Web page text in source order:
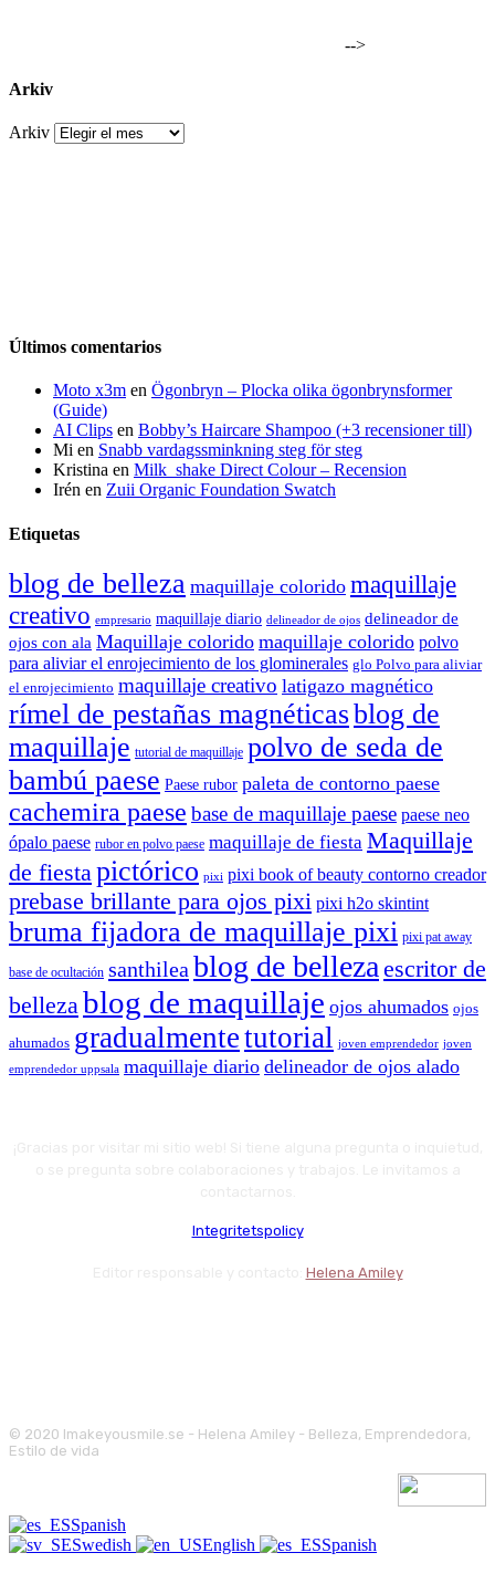
-->
Arkiv
Arkiv
Últimos comentarios
Moto x3m en Ögonbryn – Plocka olika ögonbrynsformer
(Guide)
AI Clips en Bobby’s Haircare Shampoo (+3 recensioner till)
Mi en Snabb vardagssminkning steg för steg
Kristina en Milk_shake Direct Colour – Recension
Irén en Zuii Organic Foundation Swatch
Etiquetas
blog de belleza maquillaje colorido maquillaje
creativo empresario maquillaje diario delineador de ojos delineador de
ojos con ala Maquillaje colorido maquillaje colorido polvo
para aliviar el enrojecimiento de los glominerales glo Polvo para aliviar
el enrojecimiento maquillaje creativo latigazo magnético
rímel de pestañas magnéticasblog de
maquillaje tutorial de maquillaje polvo de seda de
bambú paese Paese rubor paleta de contorno paese
cachemira paese base de maquillaje paese paese neo
ópalo paese rubor en polvo paese maquillaje de fiesta Maquillaje
de fiestapictórico pixi pixi book of beauty contorno creador
prebase brillante para ojos pixi pixi h2o skintint
bruma fijadora de maquillaje pixi pixi pat away
base de ocultación santhilea blog de belleza escritor de
belleza blog de maquillaje ojos ahumados ojos
ahumados gradualmentetutorial joven emprendedor joven
emprendedor uppsala maquillaje diario delineador de ojos alado
Integritetspolicy
Helena Amiley
© 2020 Imakeyousmile.se - Helena Amiley - Belleza, Emprendedora,
Estilo de vida
Spanish
Swedish
English Spanish